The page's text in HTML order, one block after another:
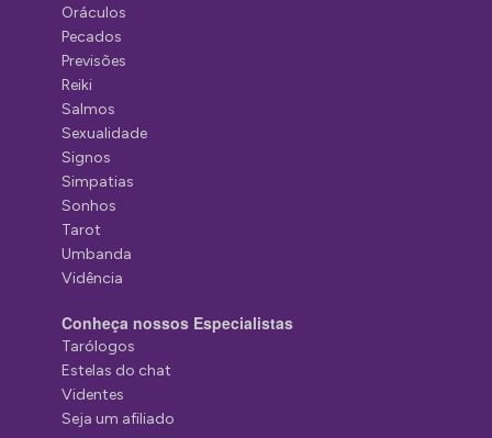
Oráculos
Pecados
Previsões
Reiki
Salmos
Sexualidade
Signos
Simpatias
Sonhos
Tarot
Umbanda
Vidência
Conheça nossos Especialistas
Tarólogos
Estelas do chat
Videntes
Seja um afiliado